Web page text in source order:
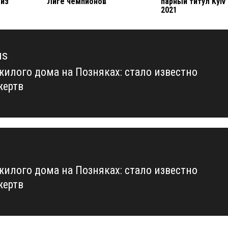
2021
дома на Позняках: стало известно
дома на Позняках: стало известно